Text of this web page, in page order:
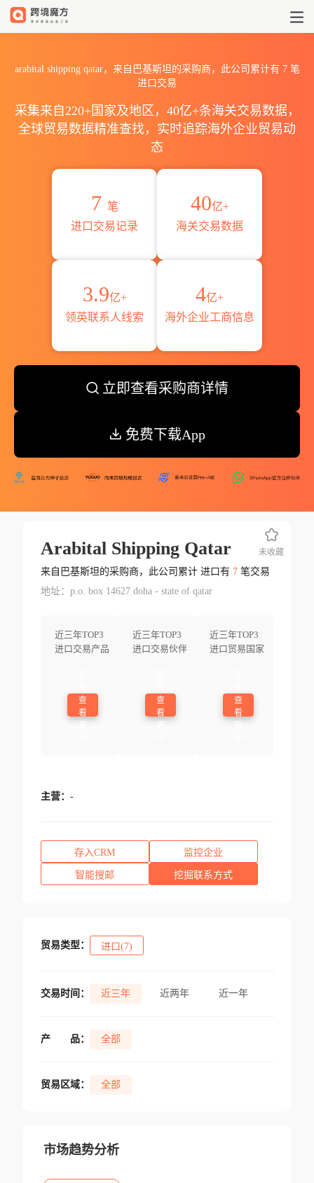
arabital shipping qatar，来自巴基斯坦的采购商，此公司累计有 7笔
进口交易
采集来自220+国家及地区，40亿+条海关交易数据，
全球贸易数据精准查找，实时追踪海外企业贸易动
态
7 笔
进口交易记录
40亿+
海关交易数据
3.9亿+
领英联系人线索
4亿+
海外企业工商信息
立即查看采购商详情
免费下载App
Arabital Shipping Qatar
来自巴基斯坦的采购商，此公司累计 进口有 7笔交易
地址：p.o. box 14627 doha - state of qatar
近三年TOP3
进口交易产品
查
看
近三年TOP3
进口交易伙伴
查
看
近三年TOP3
进口贸易国家
查
看
未收藏
主营： -
存入CRM 监控企业
智能搜邮 挖掘联系方式
贸易类型： 进口(7)
交易时间： 近三年 近两年 近一年
产 品： 全部
贸易区域： 全部
市场趋势分析